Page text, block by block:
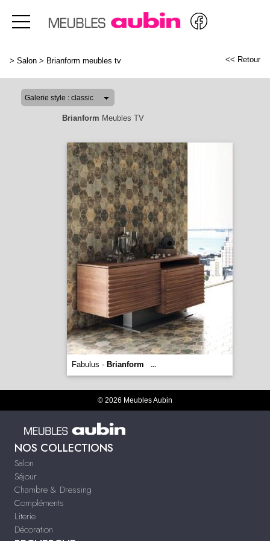
> Salon > Brianform meubles tv << Retour
Brianform Meubles TV
Fabulus - Brianform ...
© 2026 Meubles Aubin
NOS COLLECTIONS
Salon
Séjour
Chambre & Dressing
Compléments
Literie
Décoration